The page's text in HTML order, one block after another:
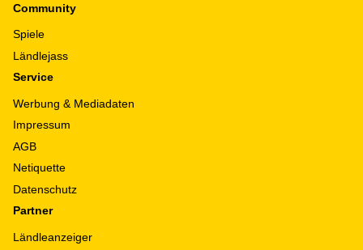
Community
Spiele
Ländlejass
Service
Werbung & Mediadaten
Impressum
AGB
Netiquette
Datenschutz
Partner
Ländleanzeiger